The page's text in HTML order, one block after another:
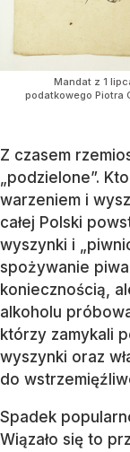
Mandat z 1
podatkowego Piotra
Z czasem
„podzielone”.
warzeniem i
całej Polski
wyszynki i
spożywanie
koniecznością,
alkoholu
którzy zamykali
wyszynki oraz
do
Spadek
Wiązało się to